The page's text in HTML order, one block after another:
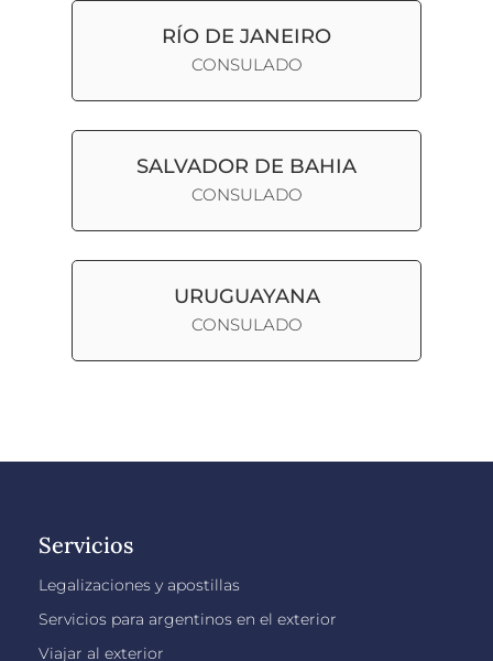
RÍO DE JANEIRO
CONSULADO
SALVADOR DE BAHIA
CONSULADO
URUGUAYANA
CONSULADO
Servicios
Legalizaciones y apostillas
Servicios para argentinos en el exterior
Viajar al exterior